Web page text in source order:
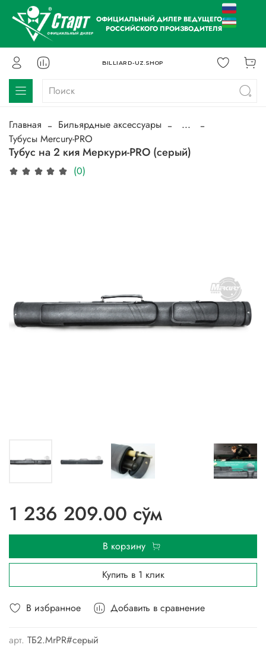
ОФИЦИАЛЬНЫЙ ДИЛЕР ВЕДУЩЕГО
РОССИЙСКОГО ПРОИЗВОДИТЕЛЯ
BILLIARD-UZ.SHOP
Главная Бильярдные аксессуары
...
Тубусы Mercury-PRO
Тубус на 2 кия Меркури-PRO (серый)
(0)
В избранное Добавить в сравнение
арт. ТБ2.MrPR#серый
1 236 209.00 сўм
В корзину
Купить в 1 клик